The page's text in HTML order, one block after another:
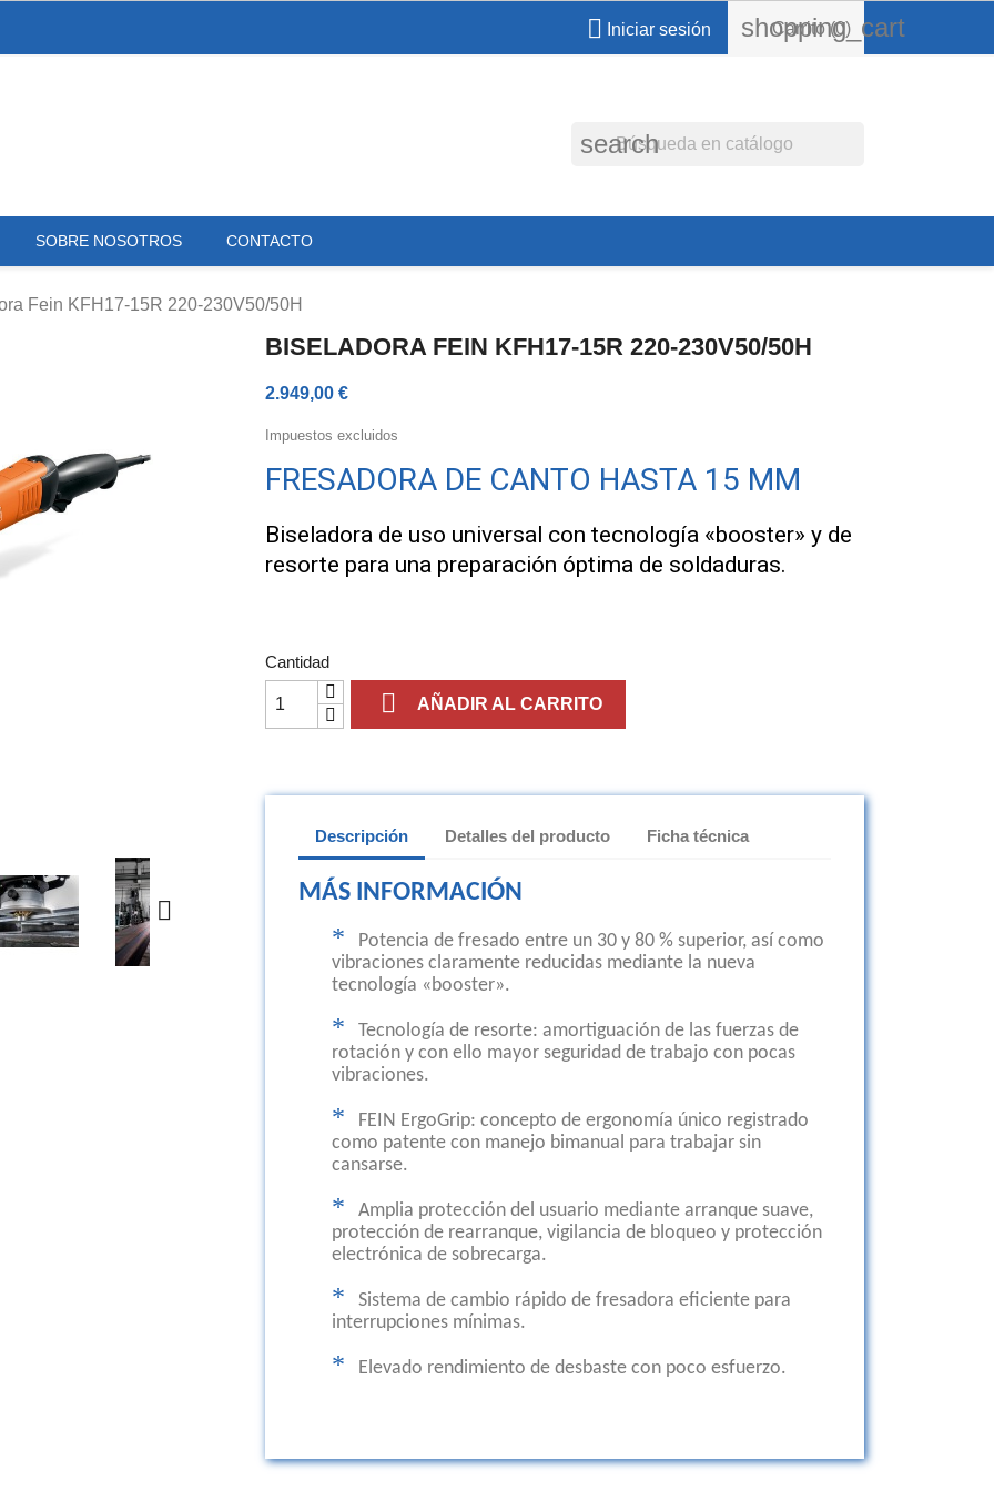
 Iniciar sesión shopping_cart
Carrito (0)
search
SOBRE NOSOTROS CONTACTO
Fein KFH17-15R 220-230V50/50H

BISELADORA FEIN KFH17-15R 220-230V50/50H
2.949,00 €
Impuestos excluidos
FRESADORA DE CANTO HASTA 15 MM
Biseladora de uso universal con tecnología «booster» y de
resorte para una preparación óptima de soldaduras.
Cantidad
 AÑADIR AL CARRITO
Descripción Detalles del producto Ficha técnica
MÁS INFORMACIÓN
*
Potencia de fresado entre un 30 y 80 % superior, así como
vibraciones claramente reducidas mediante la nueva
tecnología «booster».
*
Tecnología de resorte: amortiguación de las fuerzas de
rotación y con ello mayor seguridad de trabajo con pocas
vibraciones.
*
FEIN ErgoGrip: concepto de ergonomía único registrado
como patente con manejo bimanual para trabajar sin
cansarse.
*
Amplia protección del usuario mediante arranque suave,
protección de rearranque, vigilancia de bloqueo y protección
electrónica de sobrecarga.
*
Sistema de cambio rápido de fresadora eficiente para
interrupciones mínimas.
* Elevado rendimiento de desbaste con poco esfuerzo.